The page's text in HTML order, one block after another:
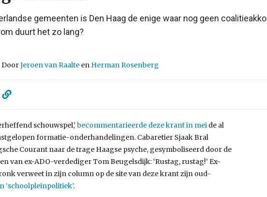
gemeenten is Den Haag de enige waar nog geen
duurt het zo lang?
DoorJeroen van Raalte en Herman Rosenberg
schouwspel,’ becommentarieerde deze krant in mei de al
formatie-onderhandelingen. Cabaretier Sjaak Bral
Courant naar de trage Haagse psyche, gesymboliseerd door de
van ex-ADO-verdediger Tom Beugelsdijk: ‘Rustag, rustag!’ Ex-
verweet in zijn column op de site van deze krant zijn oud-
‘schoolpleinpolitiek’.